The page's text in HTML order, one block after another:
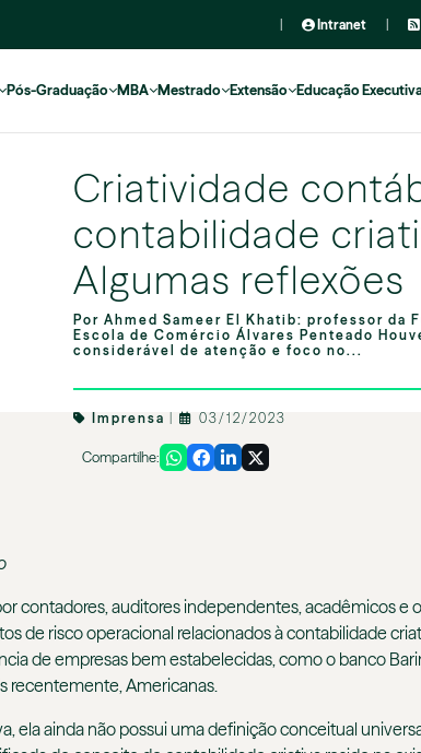
| Intranet |
Pós-Graduação MBA Mestrado Extensão Educação
Criatividade
contabilidade
Algumas reflexões
Por Ahmed Sameer El Khatib: professor da
Escola de Comércio Álvares Penteado
considerável de atenção e foco no...
Imprensa 03/12/2023
Compartilhe:
contadores, auditores independentes, acadêmicos e
de risco operacional relacionados à contabilidade
de empresas bem estabelecidas, como o banco
recentemente, Americanas.
ela ainda não possui uma definição conceitual